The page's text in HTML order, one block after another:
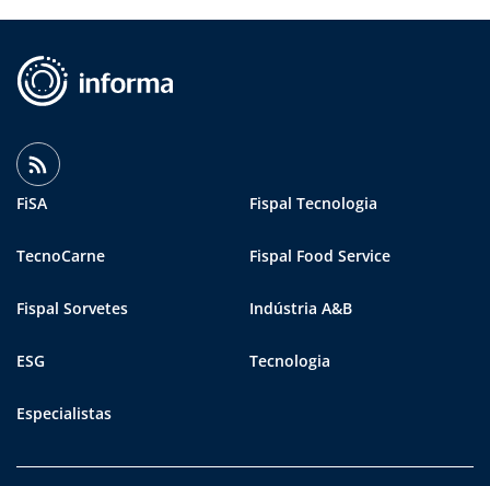
FiSA Fispal Tecnologia
TecnoCarne Fispal Food Service
Fispal Sorvetes Indústria A&B
ESG Tecnologia
Especialistas